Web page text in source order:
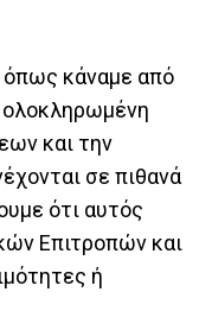
όπως κάναμε από
ολοκληρωμένη
και την
σε πιθανά
ότι αυτός
Επιτροπών και
ή